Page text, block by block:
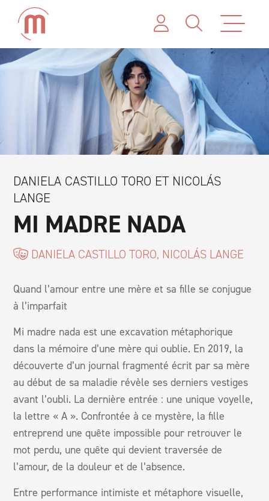
DANIELA CASTILLO TORO ET NICOLÁS
LANGE
MI MADRE NADA
DANIELA CASTILLO TORO, NICOLÁS LANGE
Quand l’amour entre une mère et sa fille se conjugue
à l’imparfait
Mi madre nada est une excavation métaphorique
dans la mémoire d’une mère qui oublie. En 2019, la
découverte d’un journal fragmenté écrit par sa mère
au début de sa maladie révèle ses derniers vestiges
avant l’oubli. La dernière entrée : une unique voyelle,
la lettre « A ». Confrontée à ce mystère, la fille
entreprend une quête impossible pour retrouver le
mot perdu, une quête qui devient traversée de
l’amour, de la douleur et de l’absence.
Entre performance intimiste et métaphore visuelle,